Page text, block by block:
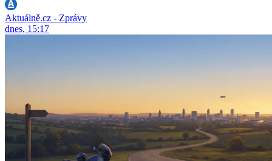
Aktuálně.cz - Zprávy
dnes, 15:17